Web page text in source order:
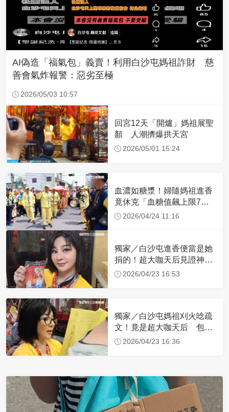
AI偽造「福氣包」義賣！利用白沙屯媽祖詐財 慈
善會氣炸報警：惡劣至極
2026/05/03 10:57
回宮12天「開爐」媽祖展聖
顏 人潮擠爆拱天宮
2026/05/01 15:24
血濃如糖漿！婦隨媽祖進香
竟休克「血糖值飆上限7
倍」 醫曝原因
2026/04/24 11:16
獨家／白沙屯進香便當是她
捐的！超大咖天后見證神
蹟 一靠近媽祖就爆哭
2026/04/23 16:53
獨家／白沙屯媽祖刈火唸疏
文！竟是超大咖天后 包尿
布忍尿5小時不喊累
2026/04/23 16:36